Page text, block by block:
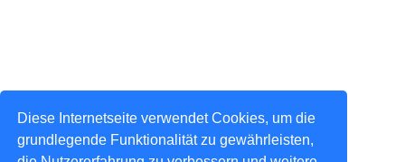
Diese Internetseite verwendet Cookies, um die
grundlegende Funktionalität zu gewährleisten,